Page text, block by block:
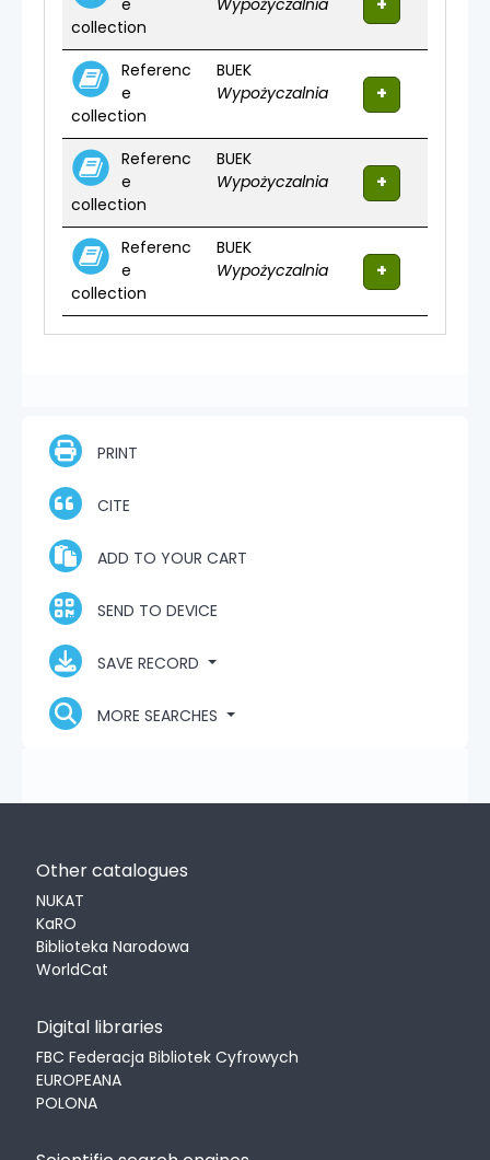
e
collection
Wypożyczalnia
Referenc
e
collection
BUEK
Wypożyczalnia
Referenc
e
collection
BUEK
Wypożyczalnia
Referenc
e
collection
BUEK
Wypożyczalnia
PRINT
CITE
ADD TO YOUR CART
SEND TO DEVICE
SAVE RECORD
MORE SEARCHES
Other catalogues
NUKAT
KaRO
Biblioteka Narodowa
WorldCat
Digital libraries
FBC Federacja Bibliotek Cyfrowych
EUROPEANA
POLONA